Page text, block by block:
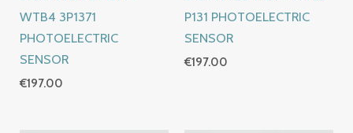
WTB4 3P1371
PHOTOELECTRIC
SENSOR
€197.00
P131 PHOTOELECTRIC
SENSOR
€197.00